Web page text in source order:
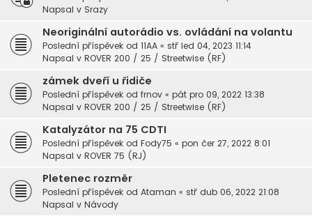
Napsal v Srazy
Neoriginální autorádio vs. ovládání na volantu
Poslední příspěvek od 11AA « stř led 04, 2023 11:14
Napsal v ROVER 200 / 25 / Streetwise (RF)
zámek dveří u řidiče
Poslední příspěvek od frnov « pát pro 09, 2022 13:38
Napsal v ROVER 200 / 25 / Streetwise (RF)
Katalyzátor na 75 CDTI
Poslední příspěvek od Fody75 « pon čer 27, 2022 8:01
Napsal v ROVER 75 (RJ)
Pletenec rozměr
Poslední příspěvek od Ataman « stř dub 06, 2022 21:08
Napsal v Návody